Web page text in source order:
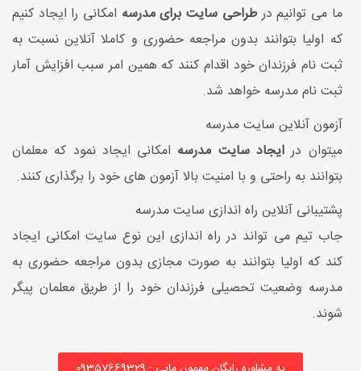
ما می توانیم درطراحی سایت برای مدرسه امکانی را ایجاد کنیم
که اولیا بتوانند بدون مراجعه حضوری و کاملا آنلاین نسبت به
ثبت نام فرزندان خود اقدام کنند که همین امر سبب افزایش آمار
ثبت نام مدرسه خواهد شد.
آزمون آنلاین سایت مدرسه
میتوان درایجاد سایت مدرسه امکانی ایجاد نمود که معلمان
بتوانند به راحتی و با امنیت بالا آزمون های خود را برگذاری کنند.
پشتیبانی آنلاین راه اندازی سایت مدرسه
جاب تیم می تواند در راه اندازی این نوع سایت امکانی ایجاد
کند که اولیا بتوانند به صورت مجازی بدون مراجعه حضوری به
مدرسه وضعیت تحصیلی فرزندان خود را از طریق معلمان پیگر
شوند.